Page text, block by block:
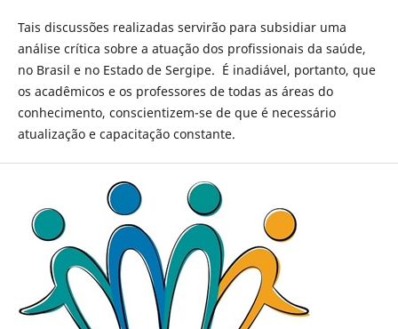
Tais discussões realizadas servirão para subsidiar uma
análise crítica sobre a atuação dos profissionais da saúde,
no Brasil e no Estado de Sergipe. É inadiável, portanto, que
os acadêmicos e os professores de todas as áreas do
conhecimento, conscientizem-se de que é necessário
atualização e capacitação constante.